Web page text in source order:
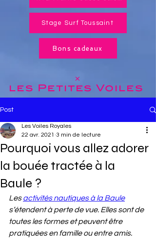
Stage Surf Toussaint
Bons cadeaux
x
les Petites Voiles
Post
Pourquoi vous allez adorer
la bouée tractée à la
Baule ?
Les Voiles Royales
22 avr. 2021 3 min de lecture
Les activités nautiques à la Baule
s’étendent à perte de vue. Elles sont de
toutes les formes et peuvent être
pratiquées en famille ou entre amis.